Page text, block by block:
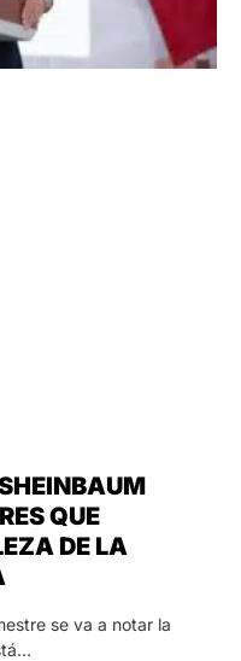
QUE
DE LA
se va a notar la